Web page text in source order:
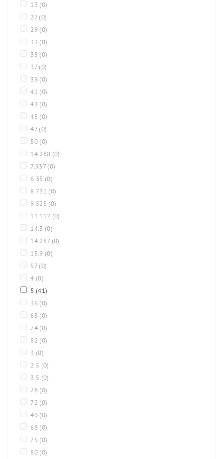
13 (0)
27 (0)
29 (0)
33 (0)
35 (0)
37 (0)
39 (0)
41 (0)
43 (0)
45 (0)
47 (0)
50 (0)
14.288 (0)
7.937 (0)
6.35 (0)
8.731 (0)
9.525 (0)
11.112 (0)
14.3 (0)
14.287 (0)
15.9 (0)
57 (0)
4 (0)
5 (41)
36 (0)
65 (0)
74 (0)
82 (0)
3 (0)
2.5 (0)
3.5 (0)
78 (0)
72 (0)
49 (0)
68 (0)
75 (0)
80 (0)